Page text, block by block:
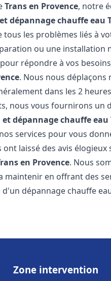
Trans en Provence, notre
dépannage chauffe eau
les problèmes liés à
ou une installation
répondre à vos
. Nous nous
dans les 2
nous vous fournirons un
dépannage chauffe eau
services pour vous
laissé des avis
en Provence. Nous
maintenir en offrant des
dépannage chauffe
Zone intervention